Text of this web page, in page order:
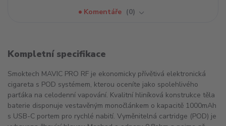
Komentáře
0
Kompletní specifikace
Smoktech MAVIC PRO RF je ekonomicky přívětivá elektronická
cigareta s POD systémem, kterou oceníte jako spolehlivého
parťáka na celodenní vapování. Kvalitní hliníková konstrukce těla
baterie disponuje vestavěným monočlánkem o kapacitě 1000mAh
s USB-C portem pro rychlé nabití. Vyměnitelná cartridge (POD) je